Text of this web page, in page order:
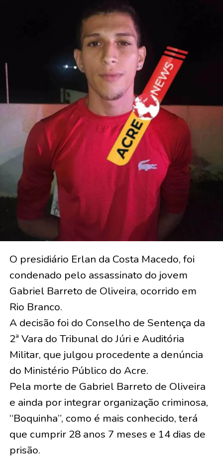
O presidiário Erlan da Costa Macedo, foi
condenado pelo assassinato do jovem
Gabriel Barreto de Oliveira, ocorrido em
Rio Branco.
A decisão foi do Conselho de Sentença da
2ª Vara do Tribunal do Júri e Auditória
Militar, que julgou procedente a denúncia
do Ministério Público do Acre.
Pela morte de Gabriel Barreto de Oliveira
e ainda por integrar organização criminosa,
“Boquinha”, como é mais conhecido, terá
que cumprir 28 anos 7 meses e 14 dias de
prisão.